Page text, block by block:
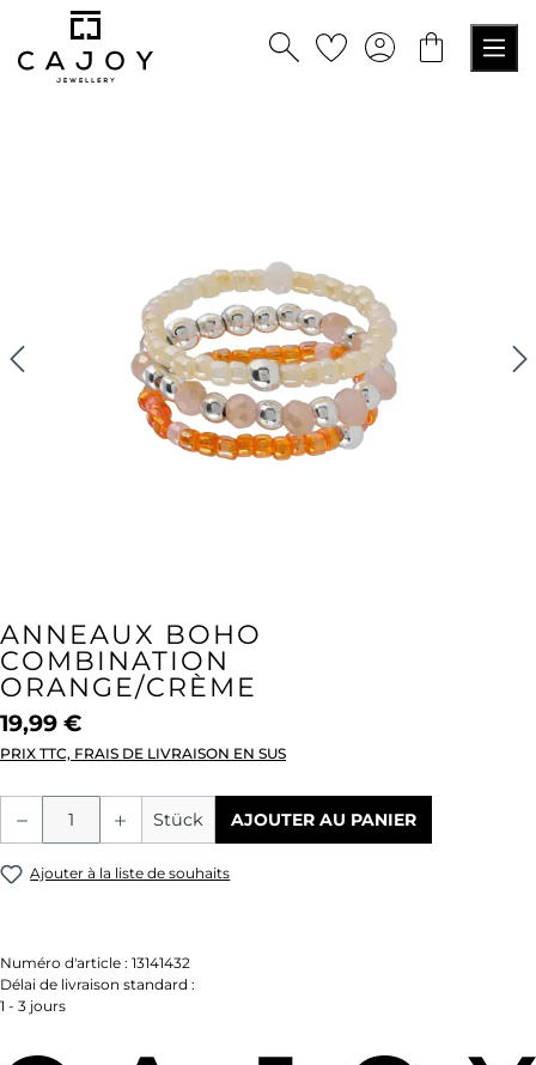
principal
ANNEAUX BOHO
COMBINATION
ORANGE/CRÈME
19,99 €
PRIX TTC, FRAIS DE LIVRAISON EN SUS
Quantité de produit : Entrez la
Stück AJOUTER AU PANIER
Ajouter à la liste de souhaits
Numéro d'article : 13141432
Délai de livraison standard :
1 - 3 jours